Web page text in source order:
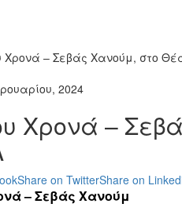
Χρονά – Σεβάς Χανούμ, στο
2024
Χρονά –
Share on TwitterShare on
– Σεβάς Χανούμ